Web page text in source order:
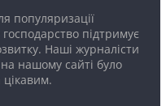
популяризації
підтримує
Наші журналісти
нашому сайті було